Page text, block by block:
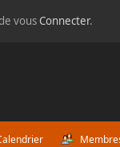
vousConnecter.